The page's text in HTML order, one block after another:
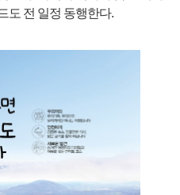
도 전 일정 동행한다.